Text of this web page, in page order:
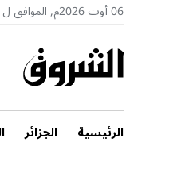
06 أوت 2026م, الموافق ل 21 صفر 1448هـ
الرئيسية الجزائر